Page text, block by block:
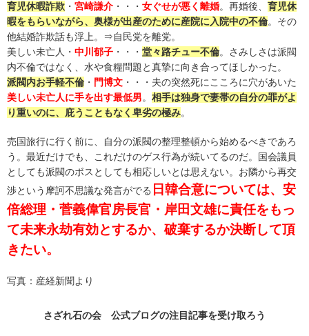
育児休暇詐欺 ・ 宮崎謙介 ・・・ 女ぐせが悪く離婚。再婚後、 育児休
暇をもらいながら、奥様が出産のために産院に入院中の不倫。その
他結婚詐欺話も浮上。⇒自民党を離党。
美しい未亡人・ 中川郁子 ・・・ 堂々路チュー不倫。さみしさは派閥
内不倫ではなく、水や食糧問題と真摯に向き合ってほしかった。
派閥内お手軽不倫 ・ 門博文 ・・・夫の突然死にこころに穴があいた
美しい未亡人に手を出す最低男。 相手は独身で妻帯の自分の罪がよ
り重いのに、庇うこともなく卑劣の極み。
売国旅行に行く前に、自分の派閥の整理整頓から始めるべきであろ
う。最近だけでも、これだけのゲス行為が続いてるのだ。国会議員
としても派閥のボスとしても相応しいとは思えない。お隣から再交
渉という摩訶不思議な発言がでる 日韓合意については、安
倍総理・菅義偉官房長官・岸田文雄に責任をもっ
て未来永劫有効とするか、破棄するか決断して頂
きたい。
写真：産経新聞より
さざれ石の会 公式ブログの注目記事を受け取ろう